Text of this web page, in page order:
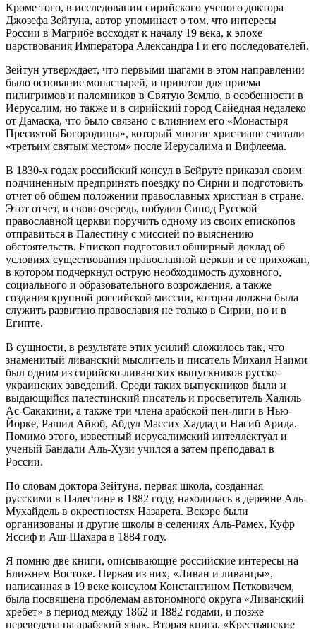
Кроме того, в исследовании сирийского ученого доктора
Джозефа Зейтуна, автор упоминает о том, что интересы
России в Магрибе восходят к началу 19 века, к эпохе
царствования Императора Александра I и его последователей.
Зейтун утверждает, что первыми шагами в этом направлении
было основание монастырей, и приютов для приема
пилигримов и паломников в Святую Землю, в особенности в
Иерусалим, но также и в сирийский город Сайедная недалеко
от Дамаска, что было связано с влиянием его «Монастыря
Пресвятой Богородицы», который многие христиане считали
«третьим святым местом» после Иерусалима и Вифлеема.
В 1830-х годах российский консул в Бейруте приказал своим
подчиненным предпринять поездку по Сирии и подготовить
отчет об общем положении православных христиан в стране.
Этот отчет, в свою очередь, побудил Синод Русской
православной церкви поручить одному из своих епископов
отправиться в Палестину с миссией по выяснению
обстоятельств. Епископ подготовил обширный доклад об
условиях существования православной церкви и ее прихожан,
в котором подчеркнул острую необходимость духовного,
социального и образовательного возрождения, а также
создания крупной российской миссии, которая должна была
служить развитию православия не только в Сирии, но и в
Египте.
В сущности, в результате этих усилий сложилось так, что
знаменитый ливанский мыслитель и писатель Михаил Наими
был одним из сирийско-ливанских выпускников русско-
украинских заведений. Среди таких выпускников были и
выдающийся палестинский писатель и просветитель Халиль
Ас-Сакакини, а также три члена арабской пен-лиги в Нью-
Йорке, Рашид Айюб, Абдул Массих Хаддад и Насиб Арида.
Помимо этого, известный иерусалимский интеллектуал и
ученый Бандали Аль-Хузи учился а затем преподавал в
России.
По словам доктора Зейтуна, первая школа, созданная
русскими в Палестине в 1882 году, находилась в деревне Аль-
Мухайдель в окрестностях Назарета. Вскоре были
организованы и другие школы в селениях Аль-Рамех, Куфр
Яссиф и Аш-Шахара в 1884 году.
Я помню две книги, описывающие российские интересы на
Ближнем Востоке. Первая из них, «Ливан и ливанцы»,
написанная в 19 веке консулом Константином Петковичем,
была посвящена проблемам автономного округа «Ливанский
хребет» в период между 1862 и 1882 годами, и позже
переведена на арабский язык. Вторая книга, «Крестьянские